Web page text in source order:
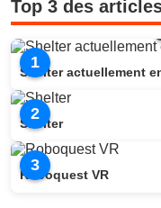
Top 3 des
1
Shelter actuellement
2
Shelter
3
Roboquest VR